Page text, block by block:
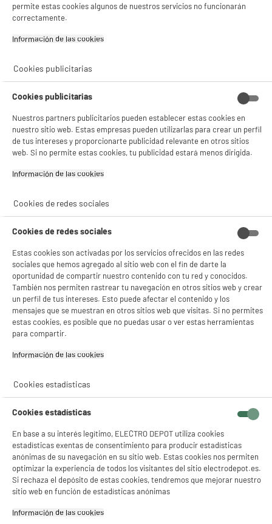
permite estas cookies algunos de nuestros servicios no funcionarán
correctamente.
Información de las cookies‎
Cookies publicitarias
Cookies publicitarias
Nuestros partners publicitarios pueden establecer estas cookies en
nuestro sitio web. Estas empresas pueden utilizarlas para crear un perfil
de tus intereses y proporcionarte publicidad relevante en otros sitios
web. Si no permite estas cookies, tu publicidad estará menos dirigida.
Información de las cookies‎
Cookies de redes sociales
Cookies de redes sociales
Estas cookies son activadas por los servicios ofrecidos en las redes
sociales que hemos agregado al sitio web con el fin de darte la
oportunidad de compartir nuestro contenido con tu red y conocidos.
También nos permiten rastrear tu navegación en otros sitios web y crear
un perfil de tus intereses. Esto puede afectar el contenido y los
mensajes que se muestran en otros sitios web que visitas. Si no permites
estas cookies, es posible que no puedas usar o ver estas herramientas
para compartir.
Información de las cookies‎
Cookies estadísticas
Cookies estadísticas
En base a su interés legítimo, ELECTRO DEPOT utiliza cookies
estadísticas exentas de consentimiento para producir estadísticas
anónimas de su navegación en su sitio web. Estas cookies nos permiten
optimizar la experiencia de todos los visitantes del sitio electrodepot.es.
Si rechaza el depósito de estas cookies, tendremos que mejorar nuestro
sitio web en función de estadísticas anónimas
Información de las cookies‎